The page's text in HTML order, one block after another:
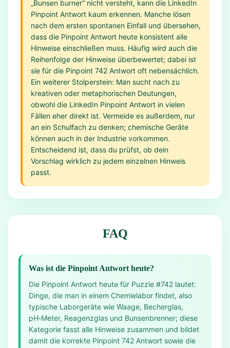
„Bunsen burner“ nicht versteht, kann die LinkedIn
Pinpoint Antwort kaum erkennen. Manche lösen
nach dem ersten spontanen Einfall und übersehen,
dass die Pinpoint Antwort heute konsistent alle
Hinweise einschließen muss. Häufig wird auch die
Reihenfolge der Hinweise überbewertet; dabei ist
sie für die Pinpoint 742 Antwort oft nebensächlich.
Ein weiterer Stolperstein: Man sucht nach zu
kreativen oder metaphorischen Deutungen,
obwohl die LinkedIn Pinpoint Antwort in vielen
Fällen eher direkt ist. Vermeide es außerdem, nur
an ein Schulfach zu denken; chemische Geräte
können auch in der Industrie vorkommen.
Entscheidend ist, dass du prüfst, ob dein
Vorschlag wirklich zu jedem einzelnen Hinweis
passt.
FAQ
Was ist die Pinpoint Antwort heute?
Die Pinpoint Antwort heute für Puzzle #742 lautet:
Dinge, die man in einem Chemielabor findet, also
typische Laborgeräte wie Waage, Becherglas,
pH‑Meter, Reagenzglas und Bunsenbrenner; diese
Kategorie fasst alle Hinweise zusammen und bildet
damit die korrekte Pinpoint 742 Antwort sowie die